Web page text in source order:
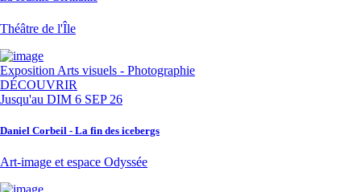
Théâtre de l'Île
Exposition Arts visuels - Photographie
DÉCOUVRIR
Jusqu'au DIM 6 SEP 26
Daniel Corbeil - La fin des icebergs
Art-image et espace Odyssée